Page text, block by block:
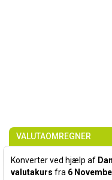
VALUTAOMREGNER
Konverter ved hjælp af
valutakurs fra 6